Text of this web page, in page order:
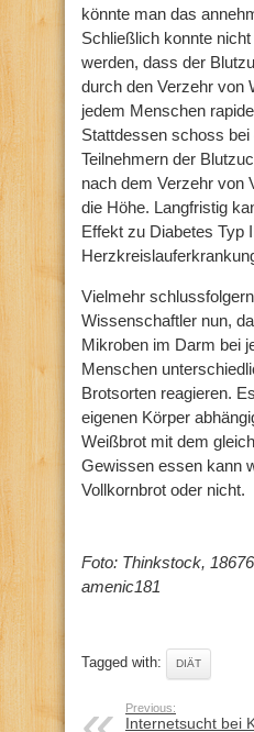
könnte man das
Schließlich konnte
werden, dass der
durch den Verzehr von
jedem Menschen
Stattdessen schoss bei
Teilnehmern der
nach dem Verzehr von
die Höhe. Langfristig
Effekt zu Diabetes Typ
Vielmehr
Wissenschaftler nun,
Mikroben im Darm bei
Menschen
Brotsorten reagieren.
eigenen Körper
Weißbrot mit dem
Gewissen essen kann
Vollkornbrot oder nicht.
Foto: Thinkstock,
amenic181
Tagged with: DIÄT
Previous:
Internetsucht bei